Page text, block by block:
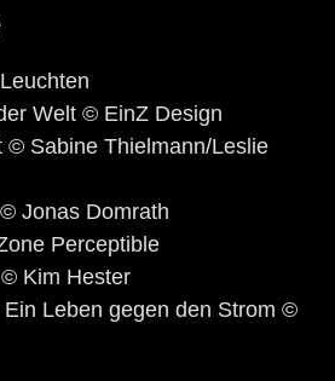
Welt © EinZ Design
© Sabine Thielmann/Leslie
Jonas Domrath
Perceptible
Kim Hester
Leben gegen den Strom ©